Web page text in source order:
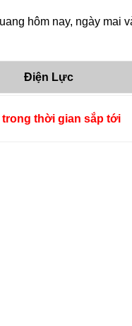
hôm nay, ngày
Điện Lực
thời gian sắp tới